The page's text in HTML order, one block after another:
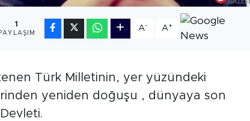
1 A- A+
Türk Milletinin, yer yüzündeki
yeniden doğuşu , dünyaya son